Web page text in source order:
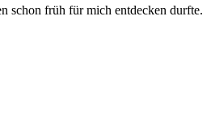
schon früh für mich entdecken durfte.